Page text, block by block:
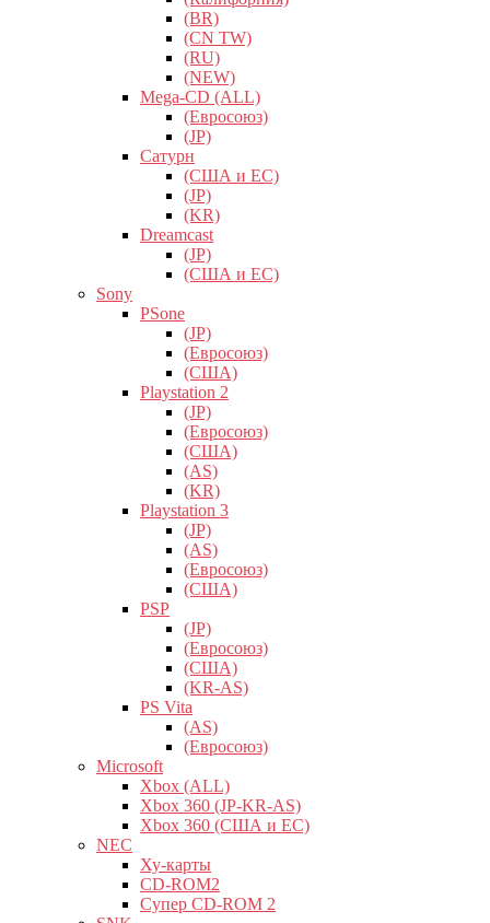
(BR)
(CN TW)
(RU)
(NEW)
Mega-CD (ALL)
(Евросоюз)
(JP)
Сатурн
(США и ЕС)
(JP)
(KR)
Dreamcast
(JP)
(США и ЕС)
Sony
PSone
(JP)
(Евросоюз)
(США)
Playstation 2
(JP)
(Евросоюз)
(США)
(AS)
(KR)
Playstation 3
(JP)
(AS)
(Евросоюз)
(США)
PSP
(JP)
(Евросоюз)
(США)
(KR-AS)
PS Vita
(AS)
(Евросоюз)
Microsoft
Xbox (ALL)
Xbox 360 (JP-KR-AS)
Xbox 360 (США и ЕС)
NEC
Ху-карты
CD-ROM2
Супер CD-ROM 2